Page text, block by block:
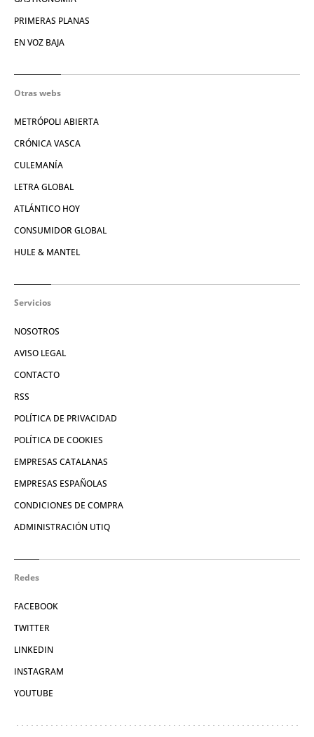
PRIMERAS PLANAS
EN VOZ BAJA
Otras webs
METRÓPOLI ABIERTA
CRÓNICA VASCA
CULEMANÍA
LETRA GLOBAL
ATLÁNTICO HOY
CONSUMIDOR GLOBAL
HULE & MANTEL
Servicios
NOSOTROS
AVISO LEGAL
CONTACTO
RSS
POLÍTICA DE PRIVACIDAD
POLÍTICA DE COOKIES
EMPRESAS CATALANAS
EMPRESAS ESPAÑOLAS
CONDICIONES DE COMPRA
ADMINISTRACIÓN UTIQ
Redes
FACEBOOK
TWITTER
LINKEDIN
INSTAGRAM
YOUTUBE